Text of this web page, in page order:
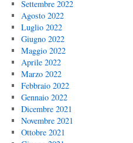
Settembre 2022
Agosto 2022
Luglio 2022
Giugno 2022
Maggio 2022
Aprile 2022
Marzo 2022
Febbraio 2022
Gennaio 2022
Dicembre 2021
Novembre 2021
Ottobre 2021